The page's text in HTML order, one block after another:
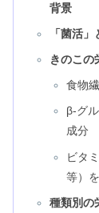
背景
「菌活
きのこの
食物
β-グ
成分
ビタ
等）
種類別の